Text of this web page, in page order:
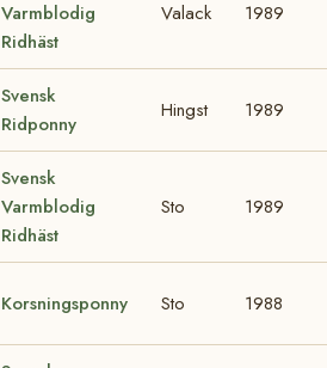
Varmblodig
Ridhäst
Valack 1989
Svensk
Ridponny
Hingst 1989
Svensk
Varmblodig
Ridhäst
Sto 1989
Korsningsponny Sto 1988